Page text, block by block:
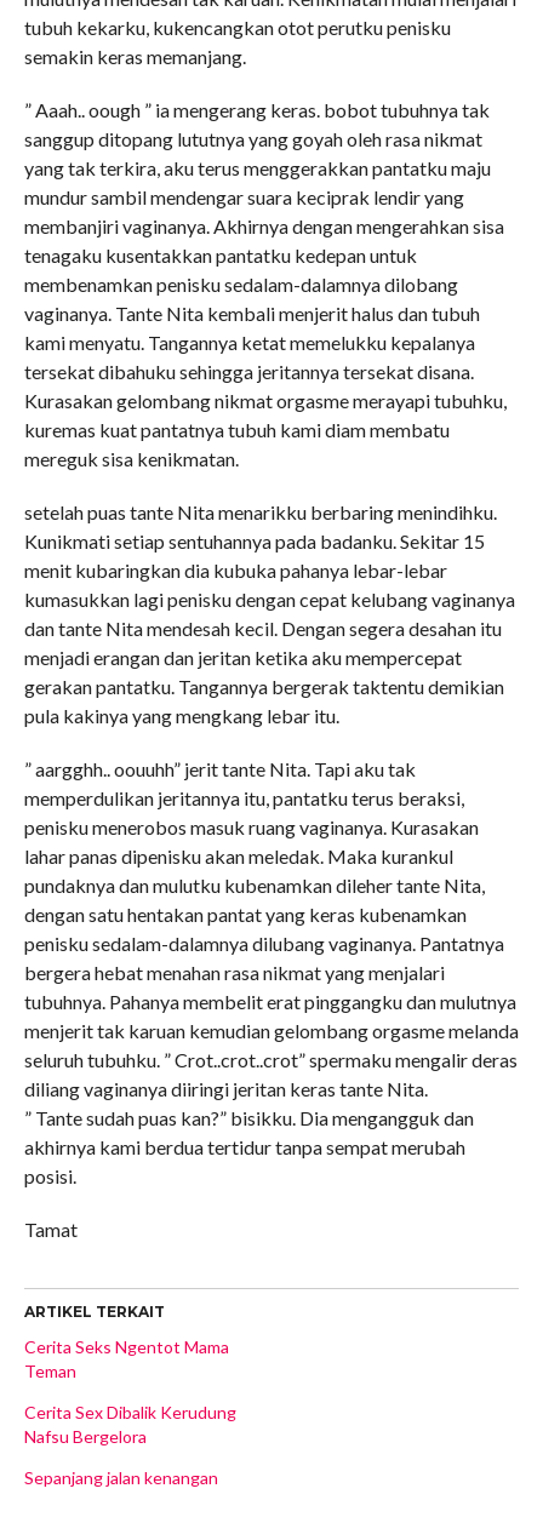
tubuh kekarku, kukencangkan otot perutku penisku
semakin keras memanjang.
” Aaah.. oough ” ia mengerang keras. bobot tubuhnya tak
sanggup ditopang lututnya yang goyah oleh rasa nikmat
yang tak terkira, aku terus menggerakkan pantatku maju
mundur sambil mendengar suara keciprak lendir yang
membanjiri vaginanya. Akhirnya dengan mengerahkan sisa
tenagaku kusentakkan pantatku kedepan untuk
membenamkan penisku sedalam-dalamnya dilobang
vaginanya. Tante Nita kembali menjerit halus dan tubuh
kami menyatu. Tangannya ketat memelukku kepalanya
tersekat dibahuku sehingga jeritannya tersekat disana.
Kurasakan gelombang nikmat orgasme merayapi tubuhku,
kuremas kuat pantatnya tubuh kami diam membatu
mereguk sisa kenikmatan.
setelah puas tante Nita menarikku berbaring menindihku.
Kunikmati setiap sentuhannya pada badanku. Sekitar 15
menit kubaringkan dia kubuka pahanya lebar-lebar
kumasukkan lagi penisku dengan cepat kelubang vaginanya
dan tante Nita mendesah kecil. Dengan segera desahan itu
menjadi erangan dan jeritan ketika aku mempercepat
gerakan pantatku. Tangannya bergerak taktentu demikian
pula kakinya yang mengkang lebar itu.
” aargghh.. oouuhh” jerit tante Nita. Tapi aku tak
memperdulikan jeritannya itu, pantatku terus beraksi,
penisku menerobos masuk ruang vaginanya. Kurasakan
lahar panas dipenisku akan meledak. Maka kurankul
pundaknya dan mulutku kubenamkan dileher tante Nita,
dengan satu hentakan pantat yang keras kubenamkan
penisku sedalam-dalamnya dilubang vaginanya. Pantatnya
bergera hebat menahan rasa nikmat yang menjalari
tubuhnya. Pahanya membelit erat pinggangku dan mulutnya
menjerit tak karuan kemudian gelombang orgasme melanda
seluruh tubuhku. ” Crot..crot..crot” spermaku mengalir deras
diliang vaginanya diiringi jeritan keras tante Nita.
” Tante sudah puas kan?” bisikku. Dia mengangguk dan
akhirnya kami berdua tertidur tanpa sempat merubah
posisi.
Tamat
ARTIKEL TERKAIT
Cerita Seks Ngentot Mama
Teman
Cerita Sex Dibalik Kerudung
Nafsu Bergelora
Sepanjang jalan kenangan